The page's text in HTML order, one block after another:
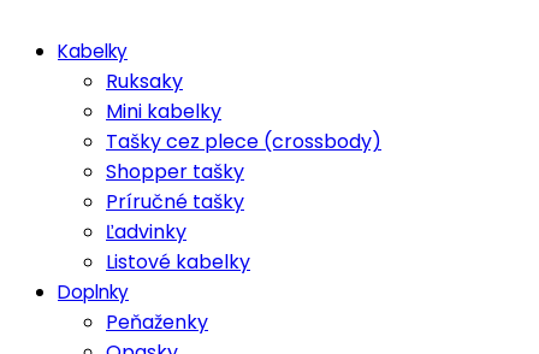
Kabelky
Ruksaky
Mini kabelky
Tašky cez plece (crossbody)
Shopper tašky
Príručné tašky
Ľadvinky
Listové kabelky
Doplnky
Peňaženky